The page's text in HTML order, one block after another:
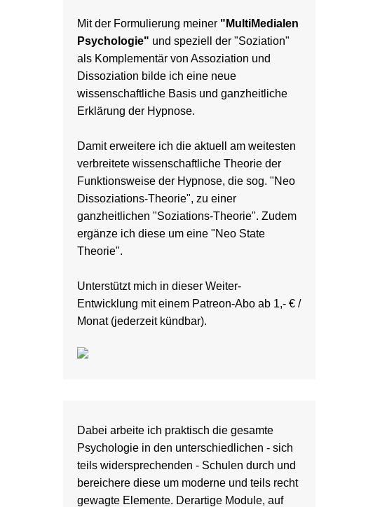
Mit der Formulierung meiner "MultiMedialen
Psychologie" und speziell der "Soziation"
als Komplementär von Assoziation und
Dissoziation bilde ich eine neue
wissenschaftliche Basis und ganzheitliche
Erklärung der Hypnose.
Damit erweitere ich die aktuell am weitesten
verbreitete wissenschaftliche Theorie der
Funktionsweise der Hypnose, die sog. "Neo
Dissoziations-Theorie", zu einer
ganzheitlichen "Soziations-Theorie". Zudem
ergänze ich diese um eine "Neo State
Theorie".
Unterstützt mich in dieser Weiter-
Entwicklung mit einem Patreon-Abo ab 1,- € /
Monat (jederzeit kündbar).
Dabei arbeite ich praktisch die gesamte
Psychologie in den unterschiedlichen - sich
teils widersprechenden - Schulen durch und
bereichere diese um moderne und teils recht
gewagte Elemente. Derartige Module, auf